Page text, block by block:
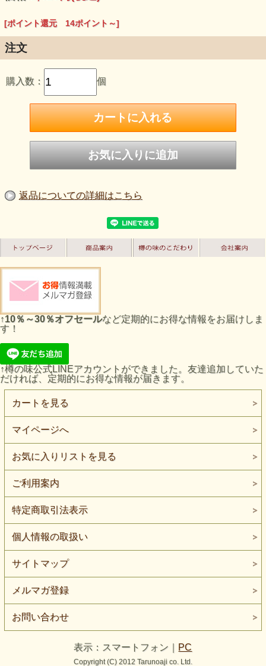
[ポイント還元 14ポイント～]
注文
購入数： 個
返品についての詳細はこちら
↑10％～30％オフセールなど定期的にお得な情報をお届けしま
す！
↑樽の味公式LINEアカウントができました。友達追加していた
だければ、定期的にお得な情報が届きます。
カートを見る
マイページへ
お気に入りリストを見る
ご利用案内
特定商取引法表示
個人情報の取扱い
サイトマップ
メルマガ登録
お問い合わせ
表示：スマートフォン｜ PC
Copyright (C) 2012 Tarunoaji co. Ltd.